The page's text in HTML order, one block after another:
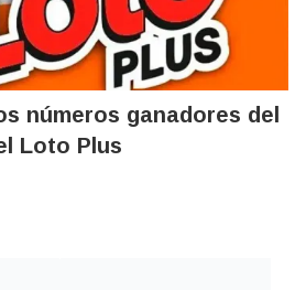
números ganadores del
Loto Plus